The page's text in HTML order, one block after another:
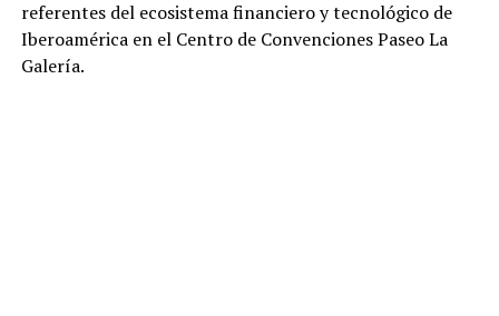
referentes del ecosistema financiero y tecnológico de
Iberoamérica en el Centro de Convenciones Paseo La
Galería.